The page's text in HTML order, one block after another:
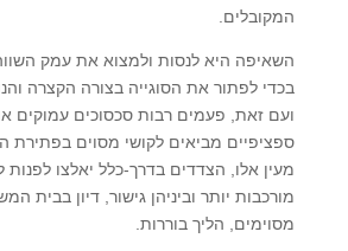
המקובלים.
השאיפה היא לנסות ולמצוא את עמק
בכדי לפתור את הסוגייה בצורה הקצרה
ועם זאת, פעמים רבות סכסוכים עמוקים
ספציפיים מביאים לקושי מסוים בפתירת
מעין אלו, הצדדים בדרך-כלל יאלצו
מורכבות יותר וביניהן גישור, דיון בבית
מסוימים, הליך בוררות.